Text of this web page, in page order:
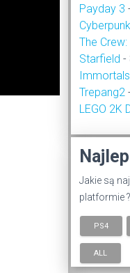
Payday 3
The
Starfield -
Trepang2
LEGO 2K
Jakie są
platformie ?
PS4
ALL